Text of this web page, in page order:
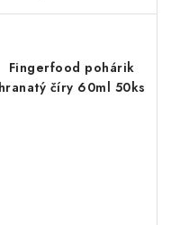
Fingerfood pohárik
hranatý číry 60ml 50ks